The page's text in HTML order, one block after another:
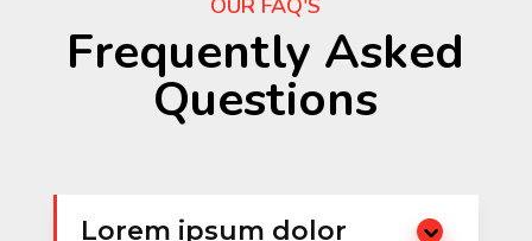
OUR FAQ'S
Frequently Asked
Questions
Lorem ipsum dolor